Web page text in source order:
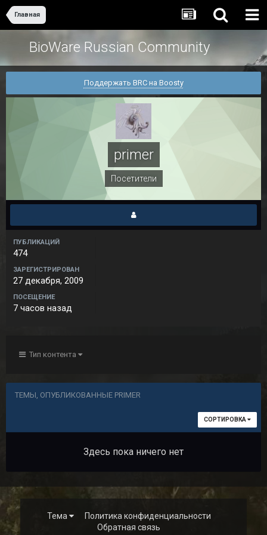
Главная
BioWare Russian Community
Поддержать BRC на Boosty
primer
Посетители
ПУБЛИКАЦИЙ
474
ЗАРЕГИСТРИРОВАН
27 декабря, 2009
ПОСЕЩЕНИЕ
7 часов назад
Тип контента
ТЕМЫ, ОПУБЛИКОВАННЫЕ PRIMER
СОРТИРОВКА
Здесь пока ничего нет
Тема
Политика конфиденциальности
Обратная связь